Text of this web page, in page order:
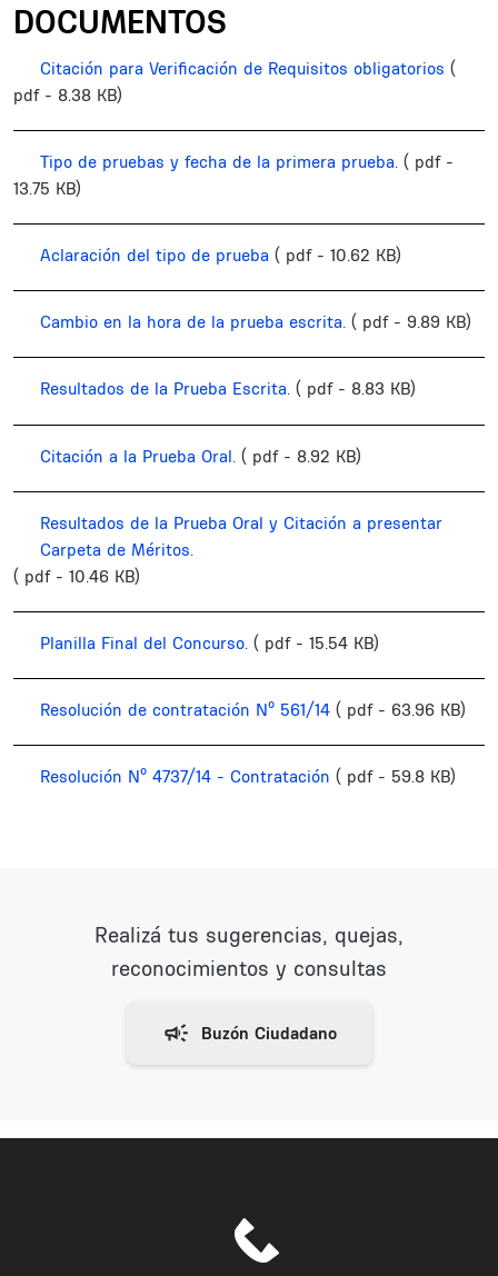
DOCUMENTOS
Citación para Verificación de Requisitos obligatorios (
pdf - 8.38 KB)
Tipo de pruebas y fecha de la primera prueba. ( pdf -
13.75 KB)
Aclaración del tipo de prueba ( pdf - 10.62 KB)
Cambio en la hora de la prueba escrita. ( pdf - 9.89 KB)
Resultados de la Prueba Escrita. ( pdf - 8.83 KB)
Citación a la Prueba Oral. ( pdf - 8.92 KB)
Resultados de la Prueba Oral y Citación a presentar
Carpeta de Méritos.
( pdf - 10.46 KB)
Planilla Final del Concurso. ( pdf - 15.54 KB)
Resolución de contratación Nº 561/14 ( pdf - 63.96 KB)
Resolución Nº 4737/14 - Contratación ( pdf - 59.8 KB)
Realizá tus sugerencias, quejas,
reconocimientos y consultas